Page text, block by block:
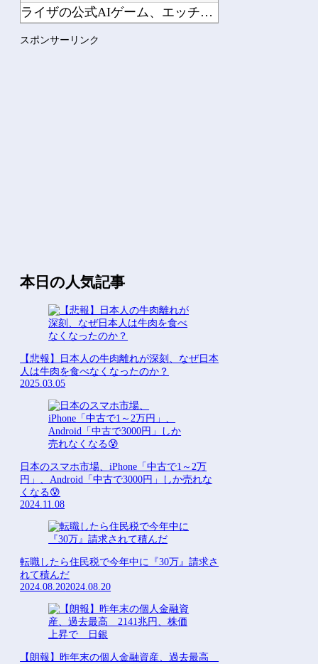
ライザの公式AIゲーム、エッチすぎて始まる♥他
スポンサーリンク
本日の人気記事
【悲報】日本人の牛肉離れが深刻、なぜ日本
人は牛肉を食べなくなったのか？
2025.03.05
日本のスマホ市場、iPhone「中古で1～2万
円」、Android「中古で3000円」しか売れな
くなる😰
2024.11.08
転職したら住民税で今年中に『30万』請求さ
れて積んだ
2024.08.202024.08.20
【朗報】昨年末の個人金融資産、過去最高